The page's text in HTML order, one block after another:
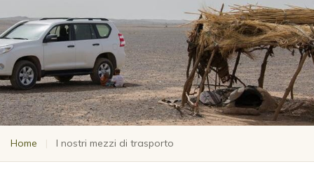
Home | I nostri mezzi di trasporto